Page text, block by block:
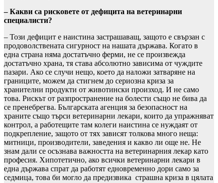
– Какви са рисковете от дефицита на ветеринарни
специалисти?
– Този дефицит е наистина застрашаващ, защото е свързан с
продоволствената сигурност на нашата държава. Когато в
една страна няма достатъчно ферми, не се произвежда
достатъчно храна, тя става абсолютно зависима от чуждите
пазари. Ако се случи нещо, което да наложи затваряне на
границите, можем да стигнем до сериозна криза за
хранителни продукти от животински произход. И не само
това. Рискът от разпространение на болести също не бива да
се пренебрегва. Българската агенция за безопасност на
храните също търси ветеринарни лекари, които да упражняват
контрол, а работещите там колеги наистина се нуждаят от
подкрепление, защото от тях зависят толкова много неща:
митници, производители, заведения и какво ли още не. Не
знам дали се осъзнава важността на ветеринарния лекар като
професия. Хипотетично, ако всички ветеринарни лекари в
една държава спрат да работят едновременно дори само за
седмица, това би могло да предизвика страшна криза в цялата